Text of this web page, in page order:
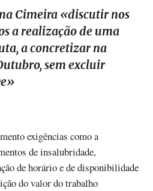
Cimeira «discutir nos
a realização de uma
a concretizar na
sem excluir
»
exigências como a
de insalubridade,
de horário e de disponibilidade
do valor do trabalho